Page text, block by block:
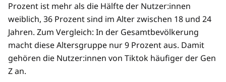
Prozent ist mehr als die Hälfte der Nutzer:innen
weiblich, 36 Prozent sind im Alter zwischen 18 und 24
Jahren. Zum Vergleich: In der Gesamtbevölkerung
macht diese Altersgruppe nur 9 Prozent aus. Damit
gehören die Nutzer:innen von Tiktok häufiger der Gen
Z an.